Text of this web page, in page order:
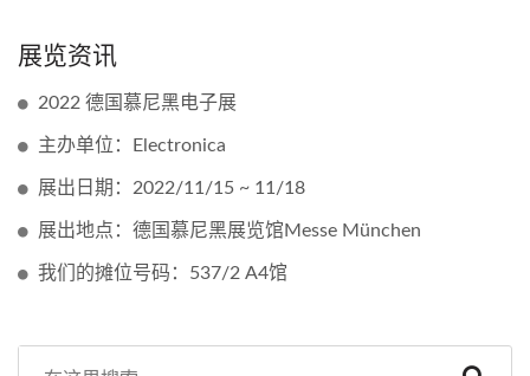
展览资讯
2022 德国慕尼黑电子展
主办单位：Electronica
展出日期：2022/11/15 ~ 11/18
展出地点：德国慕尼黑展览馆Messe München
我们的摊位号码：537/2 A4馆